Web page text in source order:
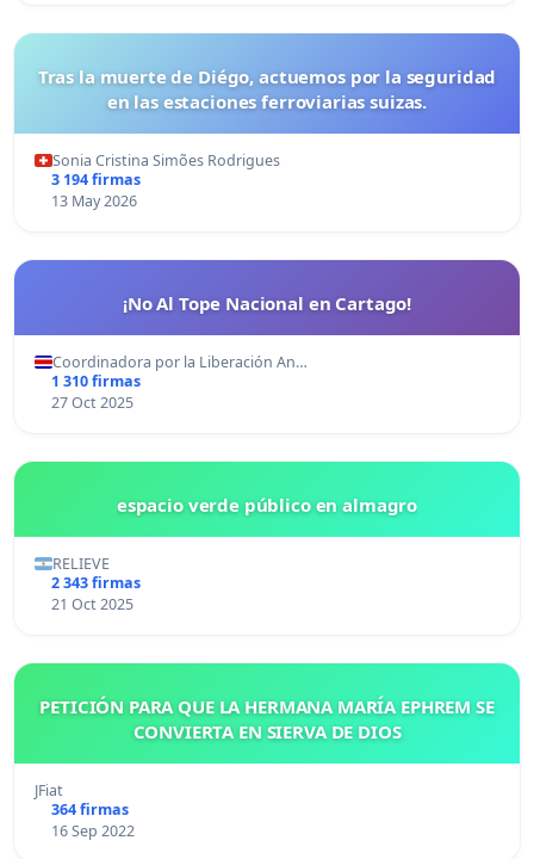
Tras la muerte de Diégo, actuemos por la seguridad
en las estaciones ferroviarias suizas.
Sonia Cristina Simões Rodrigues
3 194 firmas
13 May 2026
¡No Al Tope Nacional en Cartago!
Coordinadora por la Liberación An…
1 310 firmas
27 Oct 2025
espacio verde público en almagro
RELIEVE
2 343 firmas
21 Oct 2025
PETICIÓN PARA QUE LA HERMANA MARÍA EPHREM SE
CONVIERTA EN SIERVA DE DIOS
JFiat
364 firmas
16 Sep 2022